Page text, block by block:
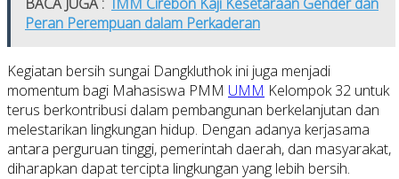
Peran Perempuan dalam Perkaderan
Kegiatan bersih sungai Dangkluthok ini juga menjadi
momentum bagi Mahasiswa PMM UMM Kelompok 32 untuk
terus berkontribusi dalam pembangunan berkelanjutan dan
melestarikan lingkungan hidup. Dengan adanya kerjasama
antara perguruan tinggi, pemerintah daerah, dan masyarakat,
diharapkan dapat tercipta lingkungan yang lebih bersih.